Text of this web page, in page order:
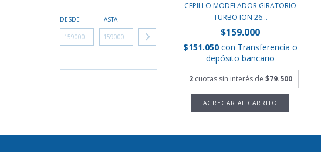
DESDE HASTA
CEPILLO MODELADOR GIRATORIO
TURBO ION 26...
$159.000
$151.050con Transferencia o
depósito bancario
2 cuotas sin interés de $79.500